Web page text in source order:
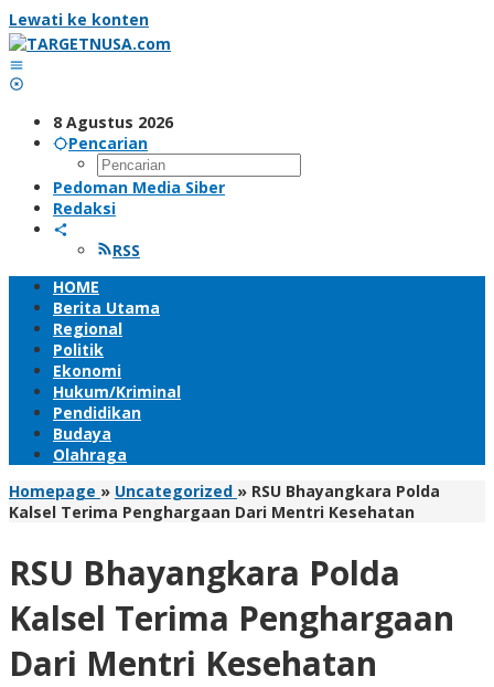
Lewati ke konten
8 Agustus 2026
Pencarian
Pedoman Media Siber
Redaksi
RSS
HOME
Berita Utama
Regional
Politik
Ekonomi
Hukum/Kriminal
Pendidikan
Budaya
Olahraga
Homepage » Uncategorized » RSU Bhayangkara Polda
Kalsel Terima Penghargaan Dari Mentri Kesehatan
RSU Bhayangkara Polda
Kalsel Terima Penghargaan
Dari Mentri Kesehatan